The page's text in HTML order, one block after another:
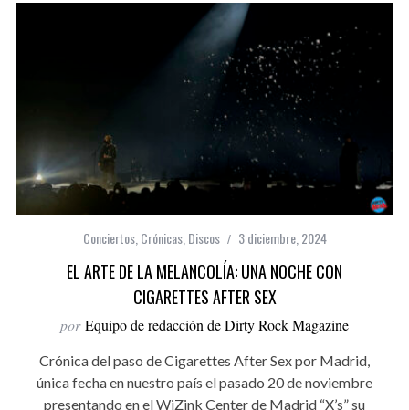
Conciertos, Crónicas, Discos 3 diciembre, 2024
EL ARTE DE LA MELANCOLÍA: UNA NOCHE CON
CIGARETTES AFTER SEX
por Equipo de redacción de Dirty Rock Magazine
Crónica del paso de Cigarettes After Sex por Madrid,
única fecha en nuestro país el pasado 20 de noviembre
presentando en el WiZink Center de Madrid “X’s” su